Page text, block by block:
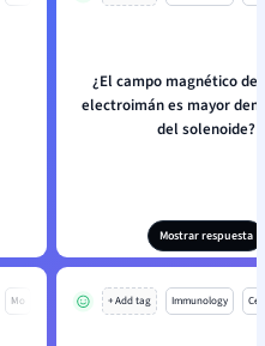
¿El campo magnético
electroimán es mayor
del solenoide?
Mostrar respuesta
Mo + Add tag Immunology